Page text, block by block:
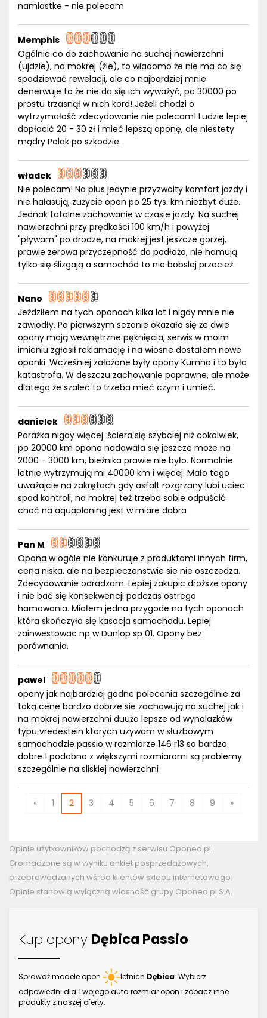
namiastke - nie polecam
Memphis
Ogólnie co do zachowania na suchej nawierzchni
(ujdzie), na mokrej (źle), to wiadomo że nie ma co się
spodziewać rewelacji, ale co najbardziej mnie
denerwuje to że nie da się ich wyważyć, po 30000 po
prostu trzasnął w nich kord! Jeżeli chodzi o
wytrzymałość zdecydowanie nie polecam! Ludzie lepiej
dopłacić 20 - 30 zł i mieć lepszą oponę, ale niestety
mądry Polak po szkodzie.
władek
Nie polecam! Na plus jedynie przyzwoity komfort jazdy i
nie hałasują, zużycie opon po 25 tys. km niezbyt duże.
Jednak fatalne zachowanie w czasie jazdy. Na suchej
nawierzchni przy prędkości 100 km/h i powyżej
"pływam" po drodze, na mokrej jest jeszcze gorzej,
prawie zerowa przyczepność do podłoża, nie hamują
tylko się ślizgają a samochód to nie bobslej przecież.
Nano
Jeździłem na tych oponach kilka lat i nigdy mnie nie
zawiodły. Po pierwszym sezonie okazało się że dwie
opony mają wewnętrzne pęknięcia, serwis w moim
imieniu zgłosił reklamację i na wiosne dostałem nowe
oponki. Wcześniej założone były opony Kumho i to była
katastrofa. W deszczu zachowanie poprawne, ale może
dlatego że szaleć to trzeba mieć czym i umieć.
danielek
Porażka nigdy więcej. ściera się szybciej niż cokolwiek,
po 20000 km opona nadawała się jeszcze może na
2000 - 3000 km, bieżnika prawie nie było. Normalnie
letnie wytrzymują mi 40000 km i więcej. Mało tego
uważajcie na zakrętach gdy asfalt rozgrzany lubi uciec
spod kontroli, na mokrej też trzeba sobie odpuścić
choć na aquaplaning jest w miare dobra
Pan M
Opona w ogóle nie konkuruje z produktami innych firm,
cena niska, ale na bezpieczenstwie sie nie oszczedza.
Zdecydowanie odradzam. Lepiej zakupic droższe opony
i nie bać się konsekwencji podczas ostrego
hamowania. Miałem jedna przygode na tych oponach
która skończyła się kasacja samochodu. Lepiej
zainwestowac np w Dunlop sp 01. Opony bez
porównania.
pawel
opony jak najbardziej godne polecenia szczególnie za
taką cene bardzo dobrze sie zachowują na suchej jak i
na mokrej nawierzchni duużo lepsze od wynalazków
typu vredestein ktorych uzywam w słuzbowym
samochodzie passio w rozmiarze 146 r13 sa bardzo
dobre ! podobno z większymi rozmiarami są problemy
szczególnie na sliskiej nawierzchni
« 1 2 3 4 5 6 7 8 9 »
Opinie użytkowników pochodzą z serwisu Oponeo.pl.
Gromadzone są w wyniku ankiet posprzedażowych,
przeprowadzanych wśród klientów sklepu internetowego.
Opinie stanowią wyłączną własność grupy Oponeo.pl S.A.
Kup opony Dębica Passio
Sprawdź modele opon letnich Dębica. Wybierz
odpowiedni dla Twojego auta rozmiar opon i zobacz inne
produkty z naszej oferty.